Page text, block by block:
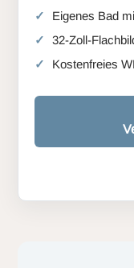
Eigenes Bad
32-Zoll-
Kostenfreies